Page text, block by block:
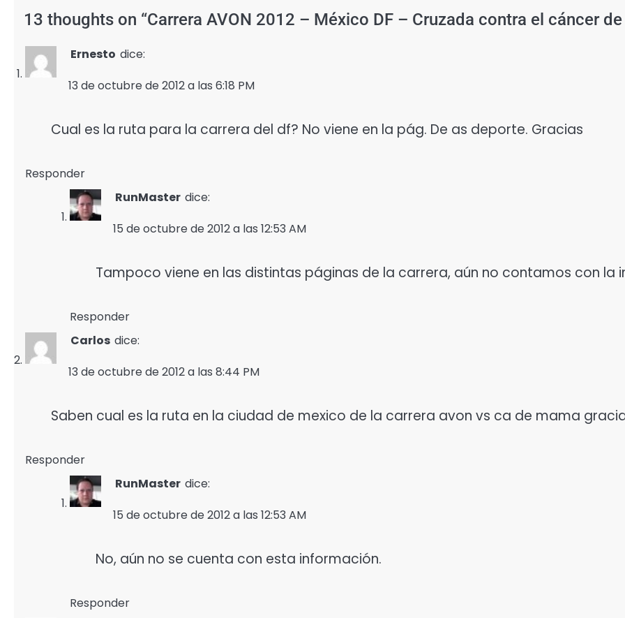
13 thoughts on “Carrera AVON 2012 – México DF – Cruzada contra el cáncer
Ernesto dice:
13 de octubre de 2012 a las 6:18 PM
Cual es la ruta para la carrera del df? No viene en la pág. De as deporte. Gracias
Responder
RunMaster dice:
15 de octubre de 2012 a las 12:53 AM
Tampoco viene en las distintas páginas de la carrera, aún no contamos con la
Responder
Carlos dice:
13 de octubre de 2012 a las 8:44 PM
Saben cual es la ruta en la ciudad de mexico de la carrera avon vs ca de mama
Responder
RunMaster dice:
15 de octubre de 2012 a las 12:53 AM
No, aún no se cuenta con esta información.
Responder